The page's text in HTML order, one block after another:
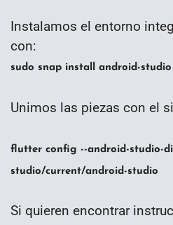
Instalamos el entorno
con:
sudo snap install android-studio
Unimos las piezas con el
flutter config --android-studio-
studio/current/android-studio
Si quieren encontrar